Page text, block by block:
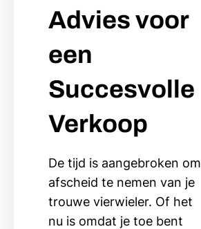
Advies voor
een
Succesvolle
Verkoop
De tijd is aangebroken om
afscheid te nemen van je
trouwe vierwieler. Of het
nu is omdat je toe bent